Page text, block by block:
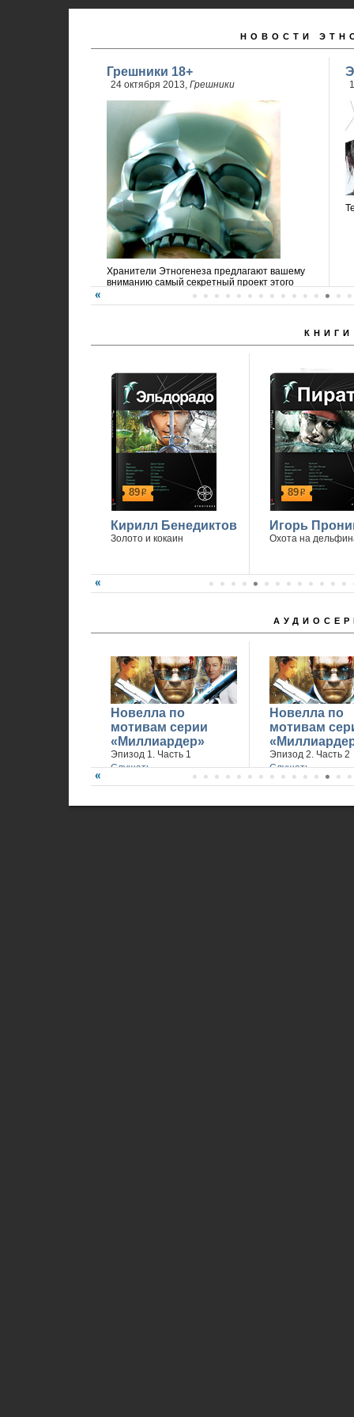
НОВОСТИ
Грешники 18+
24 октября 2013, Грешники
Хранители Этногенеза предлагают вашему
вниманию самый секретный проект этого
КНИГИ
89р
Кирилл Бенедиктов
Золото и кокаин
89р
Игорь
Охота на
Новелла по
мотивам серии
«Миллиардер»
Эпизод 1. Часть 1
Слушать
Новелла по
мотивам
Эпизод 2. Часть 2
Слушать